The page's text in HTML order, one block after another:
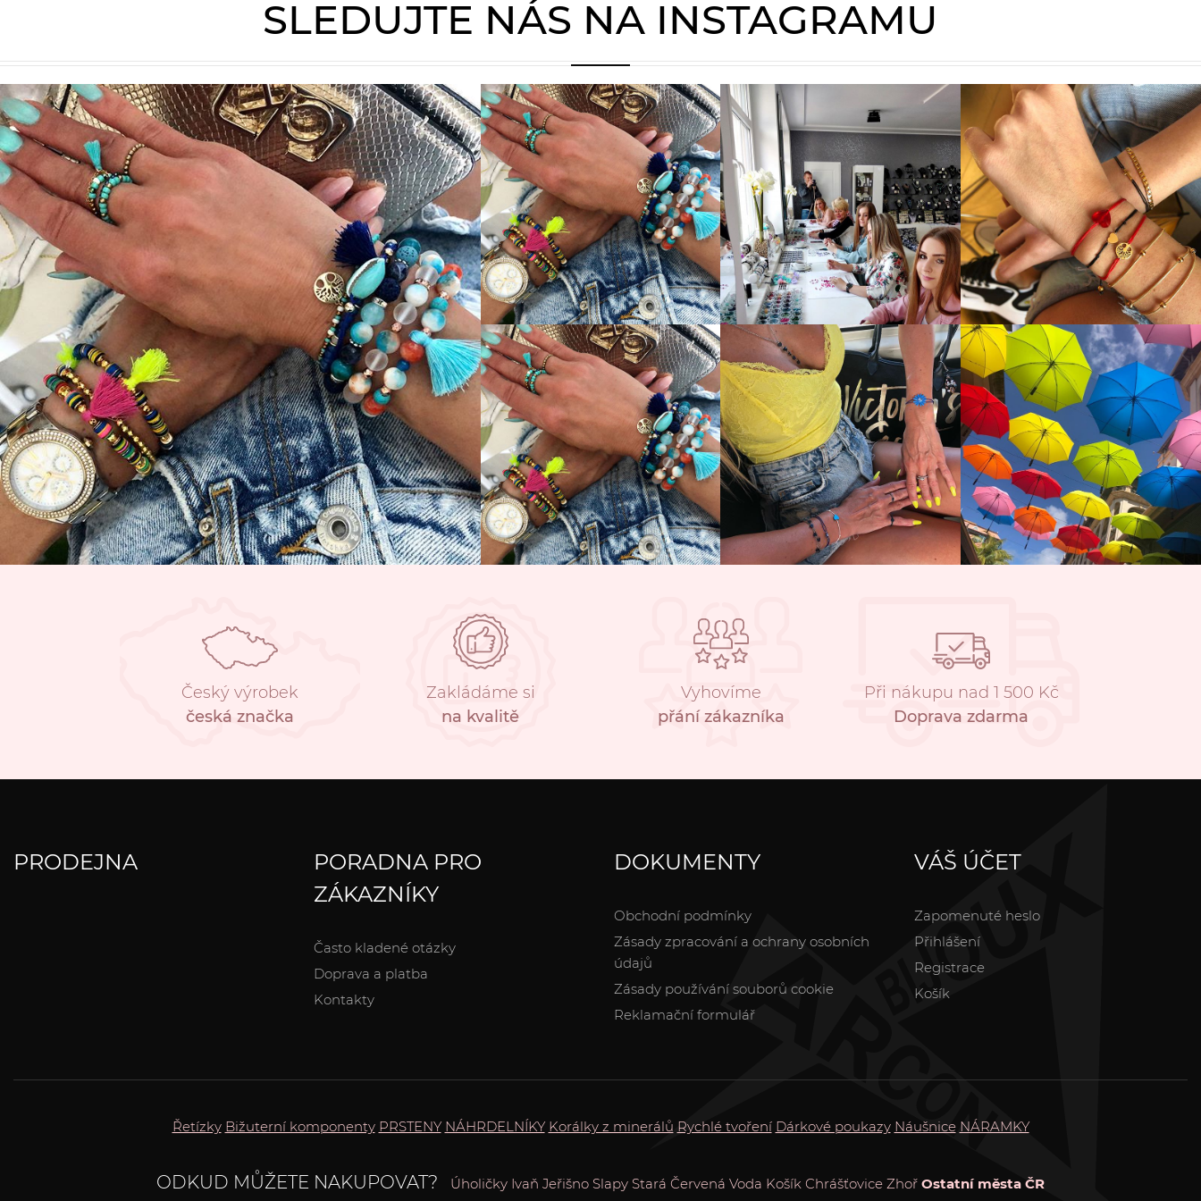
SLEDUJTE NÁS NA INSTAGRAMU
Český výrobek
česká značka
Zakládáme si
na kvalitě
Vyhovíme
přání zákazníka
Při nákupu nad 1 500 Kč
Doprava zdarma
PRODEJNA
PORADNA PRO
ZÁKAZNÍKY
Často kladené otázky
Doprava a platba
Kontakty
DOKUMENTY
Obchodní podmínky
Zásady zpracování a ochrany osobních
údajů
Zásady používání souborů cookie
Reklamační formulář
VÁŠ ÚČET
Zapomenuté heslo
Přihlášení
Registrace
Košík
Řetízky Bižuterní komponenty PRSTENY NÁHRDELNÍKY Korálky z minerálů Rychlé tvoření Dárkové poukazy Náušnice NÁRAMKY
ODKUD MŮŽETE NAKUPOVAT? Úholičky Ivaň Jeřišno Slapy Stará Červená Voda Košík Chrášťovice Zhoř Ostatní města ČR